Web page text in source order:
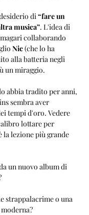
di “fare un
musica”. L'idea di
collaborando
Nic (che lo ha
alla batteria negli
un miraggio.
abbia tradito per anni,
sembra aver
tempi d'oro. Vedere
lottare per
la lezione più grande
un nuovo album di
strappalacrime o una